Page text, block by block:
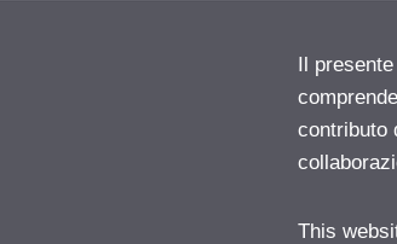
Il
contributo
This